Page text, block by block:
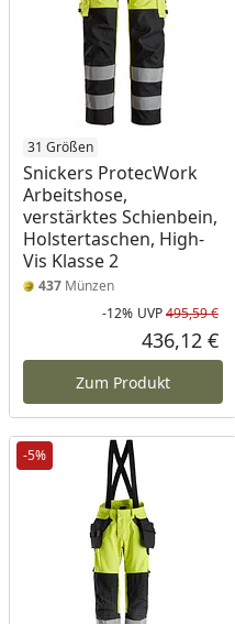
31 Größen
Snickers ProtecWork
Arbeitshose,
verstärktes Schienbein,
Holstertaschen, High-
Vis Klasse 2
437 Münzen
-12% UVP495,59 €
436,12 €
Zum Produkt
-5%